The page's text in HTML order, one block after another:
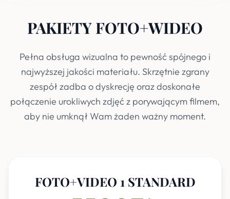
PAKIETY FOTO+WIDEO
Pełna obsługa wizualna to pewność spójnego i
najwyższej jakości materiału. Skrzętnie zgrany
zespół zadba o dyskrecję oraz doskonałe
połączenie urokliwych zdjęć z porywającym filmem,
aby nie umknął Wam żaden ważny moment.
FOTO+VIDEO 1 STANDARD